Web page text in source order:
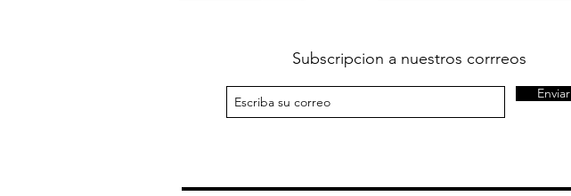
Subscripcion a nuestros corrreos
Enviar